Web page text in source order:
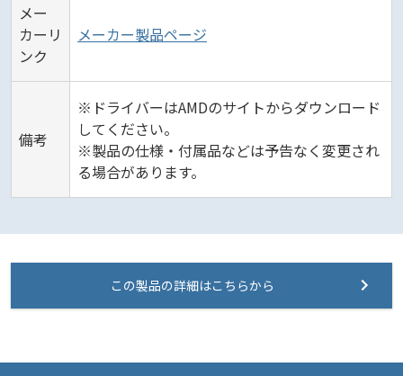
メー
カーリ
ンク
メーカー製品ページ
備考
※ドライバーはAMDのサイトからダウンロード
してください。
※製品の仕様・付属品などは予告なく変更され
る場合があります。
この製品の詳細はこちらから